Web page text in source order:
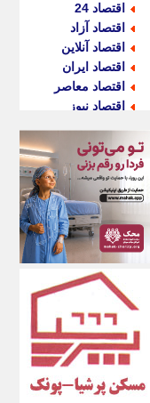
اقتصاد 24
اقتصاد آزاد
اقتصاد آنلاین
اقتصاد ایران
اقتصاد معاصر
اقتصاد نیوز
اکوفارس
اکونگار
اکونیوز
الف
انتشار آنلاین
اندیشه قرن
اندیشه معاصر
اندیشه ها
انرژی پرس
ای استخدام
ایتنا
ایراف
ایران آرت
ایران آنلاین